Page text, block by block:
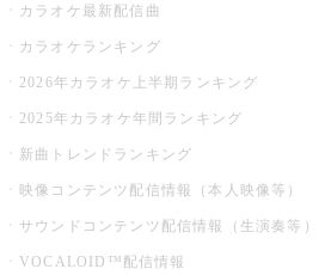
カラオケ最新配信曲
カラオケランキング
2026年カラオケ上半期ランキング
2025年カラオケ年間ランキング
新曲トレンドランキング
映像コンテンツ配信情報（本人映像等）
サウンドコンテンツ配信情報（生演奏等）
VOCALOID™配信情報